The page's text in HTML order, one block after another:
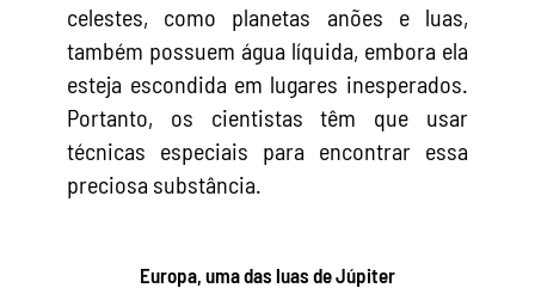
celestes, como planetas anões e luas,
também possuem água líquida, embora ela
esteja escondida em lugares inesperados.
Portanto, os cientistas têm que usar
técnicas especiais para encontrar essa
preciosa substância.
Europa, uma das luas de Júpiter